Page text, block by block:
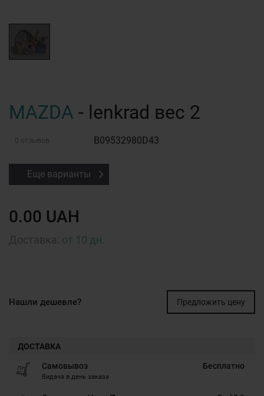
MAZDA - lenkrad вес 2
0 отзывов B09532980D43
Еще варианты
0.00 UAH
от 10 дн.
Нашли дешевле? Предложить цену
ДОСТАВКА
Самовывоз
Видача в день заказа
Бесплатно